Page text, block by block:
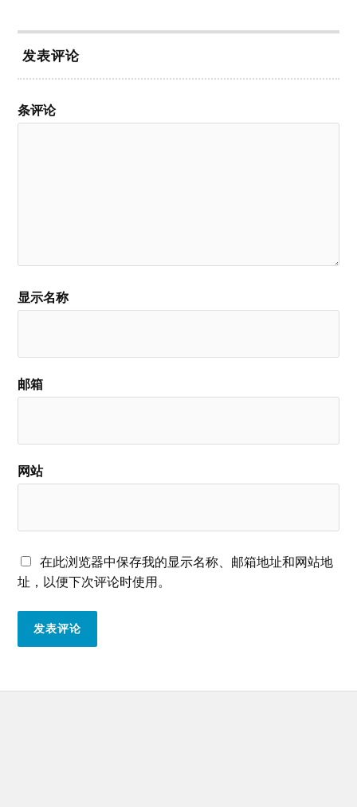
发表评论
条评论
显示名称
邮箱
网站
在此浏览器中保存我的显示名称、邮箱地址和网站地
址，以便下次评论时使用。